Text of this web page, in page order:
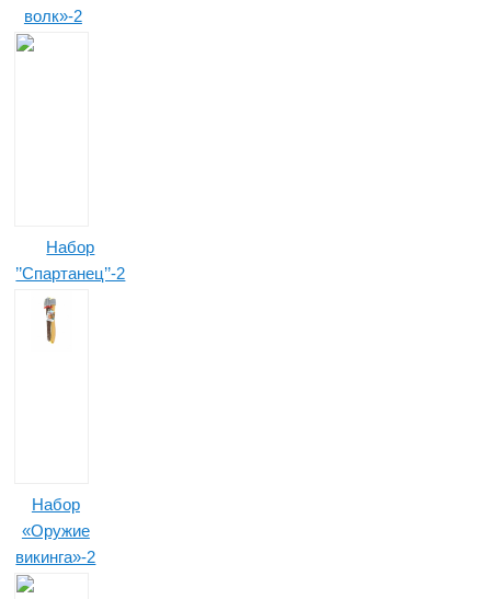
волк»-2
Набор
’’Спартанец’’-2
Набор
«Оружие
викинга»-2